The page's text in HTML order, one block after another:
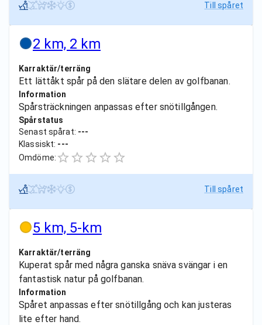
Till spåret
2 km, 2 km
Karraktär/terräng
Ett lättåkt spår på den slätare delen av golfbanan.
Information
Spårsträckningen anpassas efter snötillgången.
Spårstatus
Senast spårat: ---
Klassiskt: ---
Omdöme:
Till spåret
5 km, 5-km
Karraktär/terräng
Kuperat spår med några ganska snäva svängar i en
fantastisk natur på golfbanan.
Information
Spåret anpassas efter snötillgång och kan justeras
lite efter hand.